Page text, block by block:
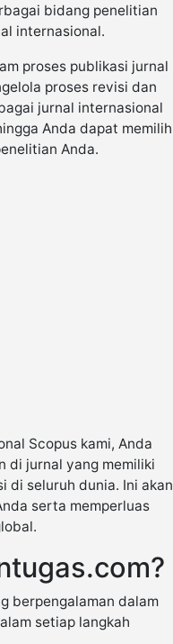
bidang penelitian
internasional.
proses publikasi jurnal
proses revisi dan
jurnal internasional
Anda dapat memilih
Anda.
Scopus kami, Anda
di jurnal yang memiliki
di seluruh dunia. Ini akan
serta memperluas
berpengalaman dalam
setiap langkah